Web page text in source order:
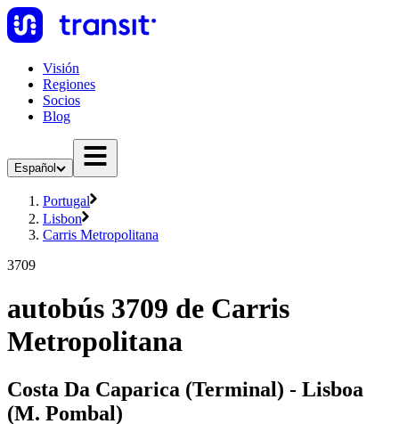
Visión
Regiones
Socios
Blog
Español
Portugal
Lisbon
Carris Metropolitana
3709
autobús 3709 de Carris
Metropolitana
Costa Da Caparica (Terminal) - Lisboa
(M. Pombal)